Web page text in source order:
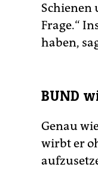
Schienen
Frage.“
haben,
BUND
Genau
wirbt er